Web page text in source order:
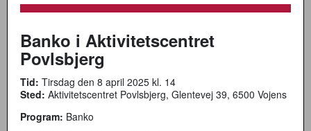
Banko i Aktivitetscentret
Povlsbjerg
Tid: Tirsdag den 8 april 2025 kl. 14
Sted: Aktivitetscentret Povlsbjerg, Glentevej 39, 6500 Vojens
Program: Banko